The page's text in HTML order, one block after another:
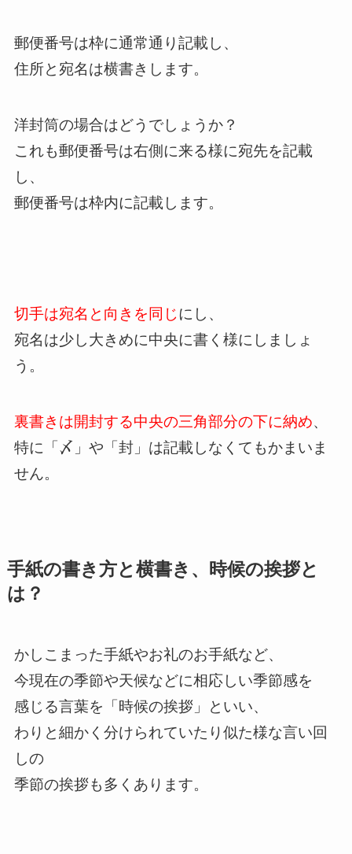
郵便番号は枠に通常通り記載し、
住所と宛名は横書きします。
洋封筒の場合はどうでしょうか？
これも郵便番号は右側に来る様に宛先を記載
し、
郵便番号は枠内に記載します。
切手は宛名と向きを同じにし、
宛名は少し大きめに中央に書く様にしましょ
う。
裏書きは開封する中央の三角部分の下に納め、
特に「〆」や「封」は記載しなくてもかまいま
せん。
手紙の書き方と横書き、時候の挨拶と
は？
かしこまった手紙やお礼のお手紙など、
今現在の季節や天候などに相応しい季節感を
感じる言葉を「時候の挨拶」といい、
わりと細かく分けられていたり似た様な言い回
しの
季節の挨拶も多くあります。